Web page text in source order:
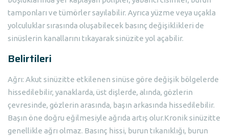
tamponları ve tümörler sayılabilir. Ayrıca yüzme veya uçakla
yolculuklar sırasında oluşabilecek basınç değişiklikleri de
sinüslerin kanallarını tıkayarak sinüzite yol açabilir.
Belirtileri
Ağrı: Akut sinüzitte etkilenen sinüse göre değişik bölgelerde
hissedilebilir, yanaklarda, üst dişlerde, alında, gözlerin
çevresinde, gözlerin arasında, başın arkasında hissedilebilir.
Başın öne doğru eğilmesiyle ağrıda artış olur.Kronik sinüzitte
genellikle ağrı olmaz. Basınç hissi, burun tıkanıklığı, burun